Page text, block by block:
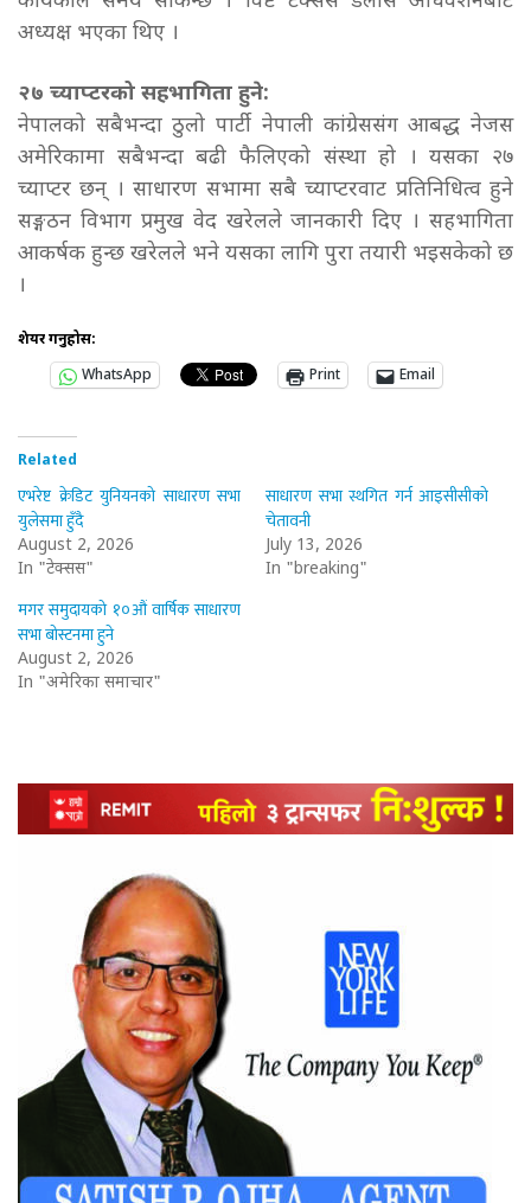
अध्यक्ष भएका थिए ।
२७ च्याप्टरको सहभागिता हुने:
नेपालको सबैभन्दा ठुलो पार्टी नेपाली कांग्रेससंग आबद्ध नेजस
अमेरिकामा सबैभन्दा बढी फैलिएको संस्था हो । यसका २७
च्याप्टर छन् । साधारण सभामा सबै च्याप्टरवाट प्रतिनिधित्व हुने
सङ्गठन विभाग प्रमुख वेद खरेलले जानकारी दिए । सहभागिता
आकर्षक हुन्छ खरेलले भने यसका लागि पुरा तयारी भइसकेको छ
।
शेयर गर्नुहोस:
WhatsApp
Print Email
Related
एभरेष्ट क्रेडिट युनियनको साधारण सभा
युलेसमा हुँदै
August 2, 2026
In "टेक्सस"
साधारण सभा स्थगित गर्न आइसीसीको
चेतावनी
July 13, 2026
In "breaking"
मगर समुदायको १०औं वार्षिक साधारण
सभा बोस्टनमा हुने
August 2, 2026
In "अमेरिका समाचार"